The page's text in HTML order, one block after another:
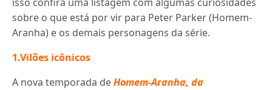
sobre o que está por vir para Peter Parker (Homem-
Aranha) e os demais personagens da série.
1.Vilões icônicos
A nova temporada deHomem-Aranha, da